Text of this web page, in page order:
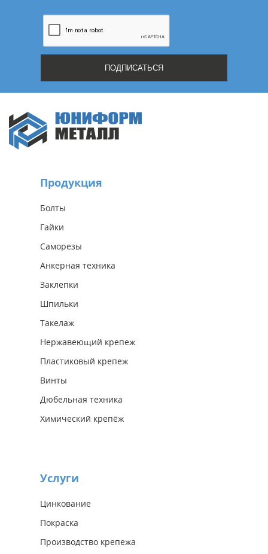
Продукция
Болты
Гайки
Саморезы
Анкерная техника
Заклепки
Шпильки
Такелаж
Нержавеющий крепеж
Пластиковый крепеж
Винты
Дюбельная техника
Химический крепёж
Услуги
Цинкование
Покраска
Производство крепежа